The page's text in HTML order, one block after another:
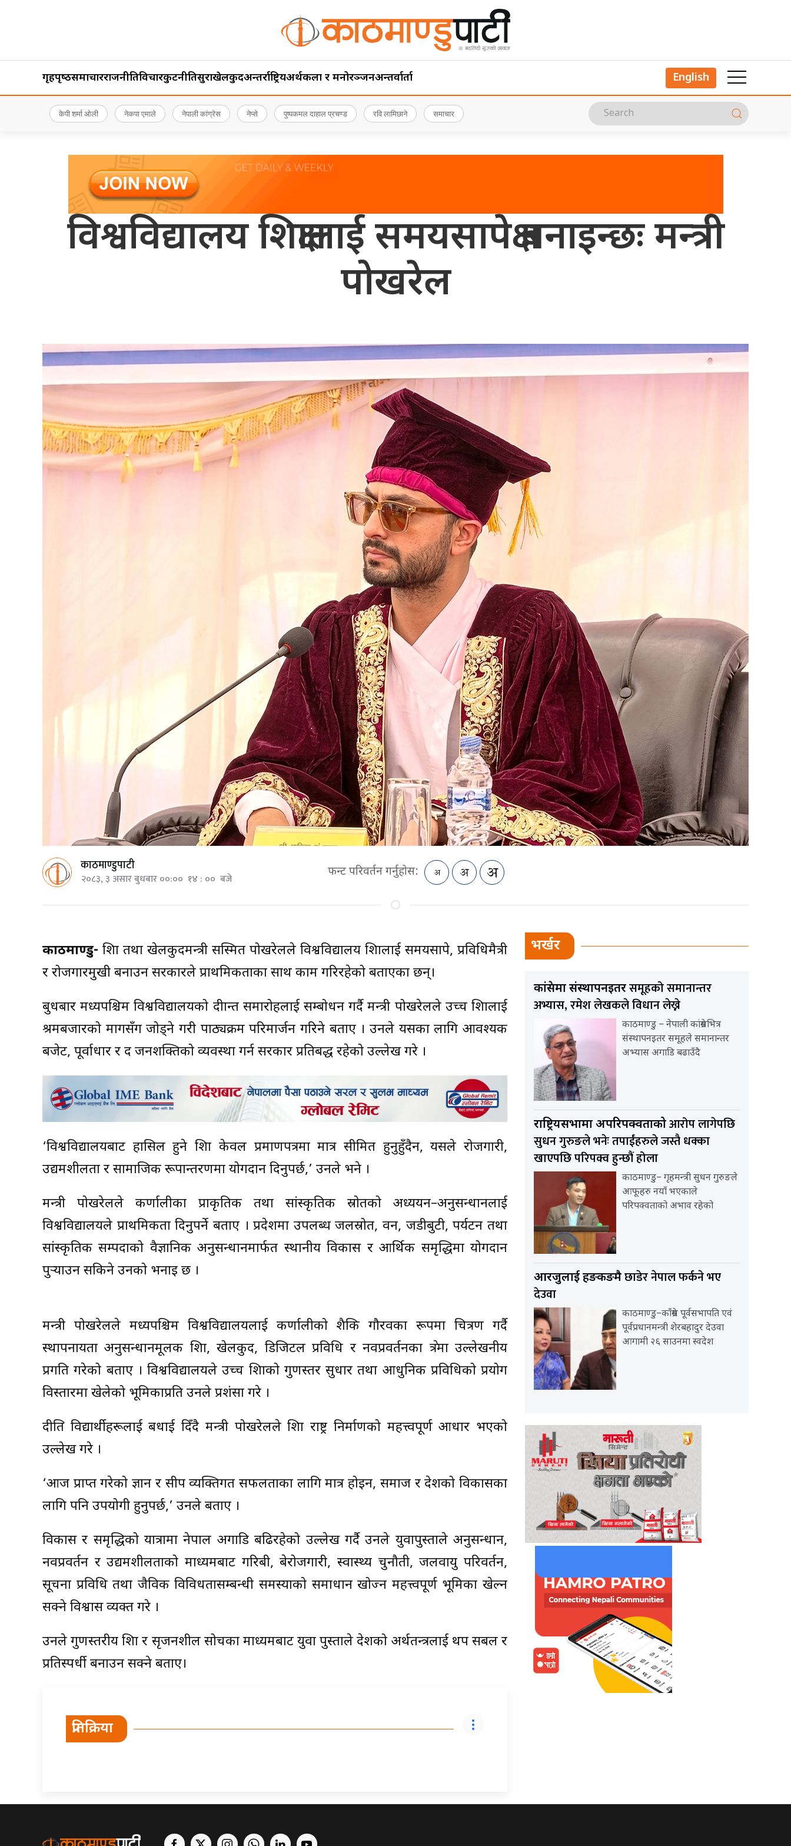
गृहपृष्‍ठसमाचारराजनीतिविचारकुटनीतिसुरक्षाखेलकुदअन्तर्राष्ट्रियअर्थकला र मनोरञ्जनअन्तर्वार्ता English
केपी शर्मा ओली नेकपा एमाले नेपाली कांग्रेस नेप्से पुष्पकमल दाहाल प्रचण्ड रवि लामिछाने समाचार
विश्वविद्यालय शिक्षालाई समयसापेक्ष बनाइन्छः मन्त्री
पोखरेल
काठमाण्डुपाटी
२०८३, ३ असार बुधबार ००:०० १४ : ०० बजे फन्ट परिवर्तन गर्नुहोस:
काठमाण्डु- शिक्षा तथा खेलकुदमन्त्री सस्मित पोखरेलले विश्वविद्यालय शिक्षालाई समयसापेक्ष, प्रविधिमैत्री
र रोजगारमुखी बनाउन सरकारले प्राथमिकताका साथ काम गरिरहेको बताएका छन्।
बुधबार मध्यपश्चिम विश्वविद्यालयको दीक्षान्त समारोहलाई सम्बोधन गर्दै मन्त्री पोखरेलले उच्च शिक्षालाई
श्रमबजारको मागसँग जोड्ने गरी पाठ्यक्रम परिमार्जन गरिने बताए । उनले यसका लागि आवश्यक
बजेट, पूर्वाधार र दक्ष जनशक्तिको व्यवस्था गर्न सरकार प्रतिबद्ध रहेको उल्लेख गरे ।
‘विश्वविद्यालयबाट हासिल हुने शिक्षा केवल प्रमाणपत्रमा मात्र सीमित हुनुहुँदैन, यसले रोजगारी,
उद्यमशीलता र सामाजिक रूपान्तरणमा योगदान दिनुपर्छ,’ उनले भने ।
मन्त्री पोखरेलले कर्णालीका प्राकृतिक तथा सांस्कृतिक स्रोतको अध्ययन–अनुसन्धानलाई
विश्वविद्यालयले प्राथमिकता दिनुपर्ने बताए । प्रदेशमा उपलब्ध जलस्रोत, वन, जडीबुटी, पर्यटन तथा
सांस्कृतिक सम्पदाको वैज्ञानिक अनुसन्धानमार्फत स्थानीय विकास र आर्थिक समृद्धिमा योगदान
पुर्‍याउन सकिने उनको भनाइ छ ।
मन्त्री पोखरेलले मध्यपश्चिम विश्वविद्यालयलाई कर्णालीको शैक्षिक गौरवका रूपमा चित्रण गर्दै
स्थापनायता अनुसन्धानमूलक शिक्षा, खेलकुद, डिजिटल प्रविधि र नवप्रवर्तनका क्षेत्रमा उल्लेखनीय
प्रगति गरेको बताए । विश्वविद्यालयले उच्च शिक्षाको गुणस्तर सुधार तथा आधुनिक प्रविधिको प्रयोग
विस्तारमा खेलेको भूमिकाप्रति उनले प्रशंसा गरे ।
दीक्षित विद्यार्थीहरूलाई बधाई दिँदै मन्त्री पोखरेलले शिक्षा राष्ट्र निर्माणको महत्त्वपूर्ण आधार भएको
उल्लेख गरे ।
‘आज प्राप्त गरेको ज्ञान र सीप व्यक्तिगत सफलताका लागि मात्र होइन, समाज र देशको विकासका
लागि पनि उपयोगी हुनुपर्छ,’ उनले बताए ।
विकास र समृद्धिको यात्रामा नेपाल अगाडि बढिरहेको उल्लेख गर्दै उनले युवापुस्ताले अनुसन्धान,
नवप्रवर्तन र उद्यमशीलताको माध्यमबाट गरिबी, बेरोजगारी, स्वास्थ्य चुनौती, जलवायु परिवर्तन,
सूचना प्रविधि तथा जैविक विविधतासम्बन्धी समस्याको समाधान खोज्न महत्त्वपूर्ण भूमिका खेल्न
सक्ने विश्वास व्यक्त गरे ।
उनले गुणस्तरीय शिक्षा र सृजनशील सोचका माध्यमबाट युवा पुस्ताले देशको अर्थतन्त्रलाई थप सबल र
प्रतिस्पर्धी बनाउन सक्ने बताए।
प्रतिक्रिया
भर्खर
कांग्रेसमा संस्थापनइतरसमूहको समानान्तर
अभ्यास, रमेश लेखकले विधान लेख्ने
काठमाण्डु – नेपाली कांग्रेसभित्र
संस्थापनइतर समूहले समानान्तर
अभ्यास अगाडि बढाउँदै
राष्ट्रियसभामा अपरिपक्वताकोआरोप लागेपछि
सुधन गुरुङले भनेः तपाईंहरुले जस्तै धक्का
खाएपछि परिपक्व हुन्छौं होला
काठमाण्डु– गृहमन्त्री सुधन गुरुङले
आफूहरु नयाँ भएकाले
परिपक्वताको अभाव रहेको
आरजुलाई हङकङमैछाडेर नेपाल फर्कने भए
देउवा
काठमाण्डु–काँग्रेस पूर्वसभापति एवं
पूर्वप्रधानमन्त्री शेरबहादुर देउवा
आगामी २६ साउनमा स्वदेश